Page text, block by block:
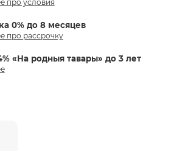
про условия
0% до 8 месяцев
про рассрочку
«На родныя тавары» до 3 лет